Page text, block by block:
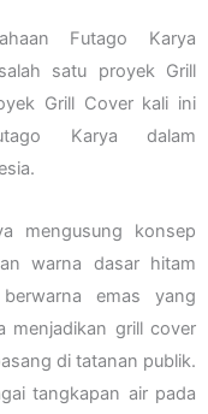
Futago Karya
satu proyek Grill
Grill Cover kali ini
Karya dalam
mengusung konsep
warna dasar hitam
emas yang
menjadikan grill cover
di tatanan publik.
tangkapan air pada